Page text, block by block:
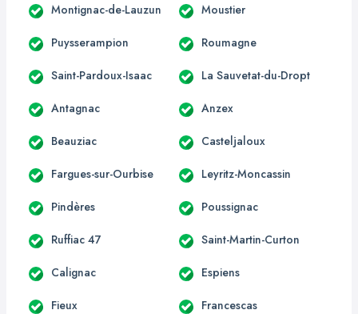
Montignac-de-Lauzun Moustier
Puysserampion Roumagne
Saint-Pardoux-Isaac La Sauvetat-du-Dropt
Antagnac Anzex
Beauziac Casteljaloux
Fargues-sur-Ourbise Leyritz-Moncassin
Pindères Poussignac
Ruffiac 47 Saint-Martin-Curton
Calignac Espiens
Fieux Francescas